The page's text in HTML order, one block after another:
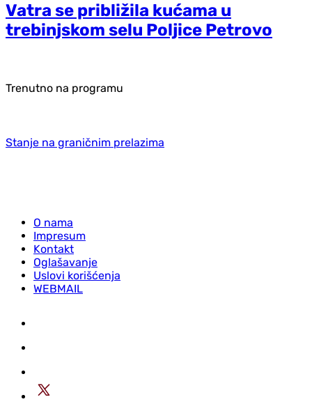
Vatra se približila kućama u
trebinjskom selu Poljice Petrovo
Trenutno na programu
Stanje na graničnim prelazima
O nama
Impresum
Kontakt
Oglašavanje
Uslovi korišćenja
WEBMAIL